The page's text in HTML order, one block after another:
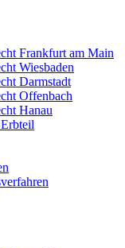
Frankfurt am Main
Wiesbaden
Darmstadt
Offenbach
Hanau